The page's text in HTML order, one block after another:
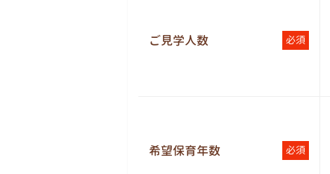
ご見学人数 必須
希望保育年数 必須